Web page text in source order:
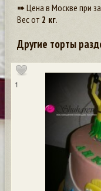
➠ Цена в Москве при
Вес от 2 кг.
Другие торты
1